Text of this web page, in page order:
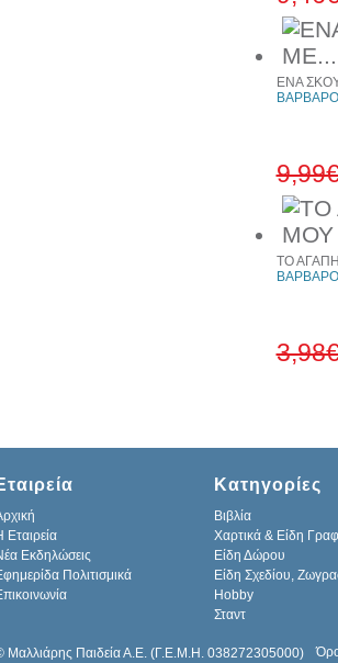
ΕΝΑ
ΤΟ
Εταιρεία
Εκδηλώσεις
Πολιτισμικά
Κατηγορίες
Βιβλία
Χαρτικά & Είδη
Είδη Δώρου
Είδη Σχεδίου,
Hobby
Σταντ
Μαλλιάρης Παιδεία Α.Ε. (Γ.Ε.Μ.Η. 038272305000)